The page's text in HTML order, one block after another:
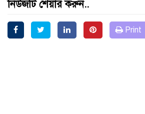
নিউজটি শেয়ার করুন..
Print